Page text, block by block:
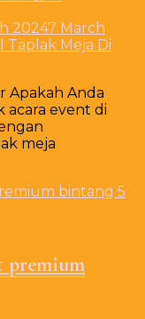
20247 March
Taplak Meja Di
Apakah Anda
acara event di
meja
premium